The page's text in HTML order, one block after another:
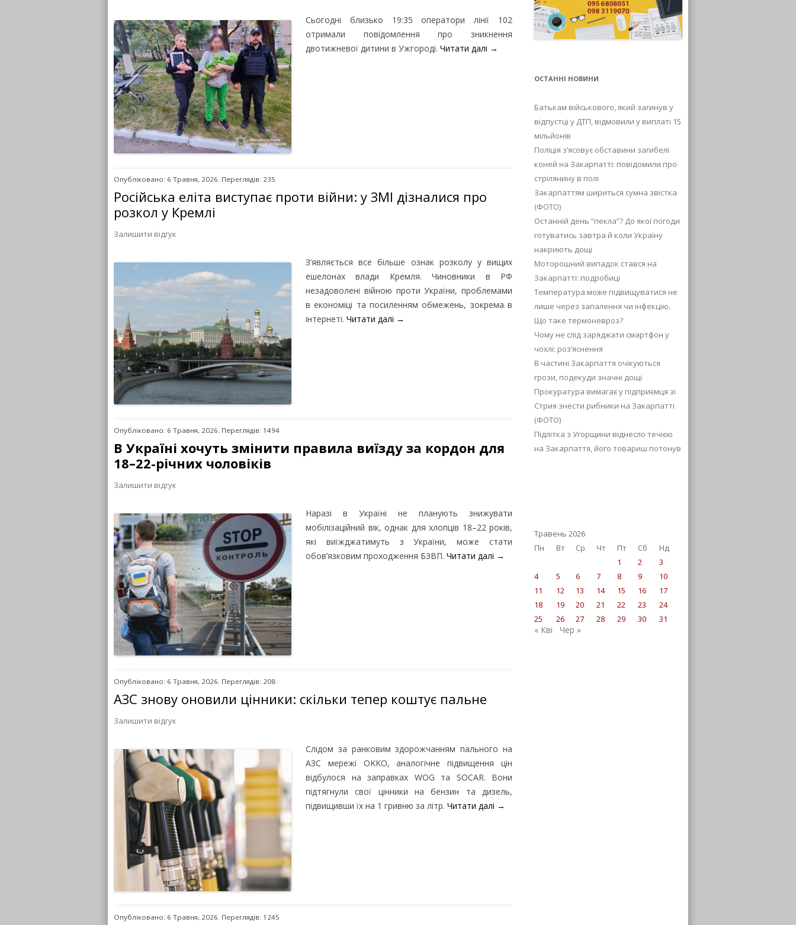
Сьогодні близько 19:35 оператори лінії 102
отримали повідомлення про зникнення
двотижневої дитини в Ужгороді. Читати далі →
Опубліковано: 6 Травня, 2026. Переглядів: 235
Російська еліта виступає проти війни: у ЗМІ дізналися про
розкол у Кремлі
Залишити відгук
З’являється все більше ознак розколу у вищих
ешелонах влади Кремля. Чиновники в РФ
незадоволені війною проти України, проблемами
в економіці та посиленням обмежень, зокрема в
інтернеті. Читати далі →
Опубліковано: 6 Травня, 2026. Переглядів: 1494
В Україні хочуть змінити правила виїзду за кордон для
18–22-річних чоловіків
Залишити відгук
Наразі в Україні не планують знижувати
мобілізаційний вік, однак для хлопців 18–22 років,
які виїжджатимуть з України, може стати
обов’язковим проходження БЗВП. Читати далі →
Опубліковано: 6 Травня, 2026. Переглядів: 208
АЗС знову оновили цінники: скільки тепер коштує пальне
Залишити відгук
Слідом за ранковим здорожчанням пального на
АЗС мережі OKKO, аналогічне підвищення цін
відбулося на заправках WOG та SOCAR. Вони
підтягнули свої цінники на бензин та дизель,
підвищивши їх на 1 гривню за літр. Читати далі →
Опубліковано: 6 Травня, 2026. Переглядів: 1245
ОСТАННІ НОВИНИ
Батькам військового, який загинув у
відпустці у ДТП, відмовили у виплаті 15
мільйонів
Поліція з’ясовує обставини загибелі
коней на Закарпатті: повідомили про
стрілянину в полі
Закарпаттям шириться сумна звістка
(ФОТО)
Останній день “пекла”? До якої погоди
готуватись завтра й коли Україну
накриють дощі
Моторошний випадок стався на
Закарпатті: подробиці
Температура може підвищуватися не
лише через запалення чи інфекцію.
Що таке термоневроз?
Чому не слід заряджати смартфон у
чохлі: роз’яснення
В частині Закарпаття очікуються
грози, подекуди значні дощі
Прокуратура вимагає у підприємця зі
Стрия знести рибники на Закарпатті
(ФОТО)
Підлітка з Угорщини віднесло течією
на Закарпаття, його товариш потонув
Травень 2026
Пн
Вт Ср Чт Пт Сб
Нд
1
2
3
4
5 6 7 8 9
10
11
12 13 14 15 16
17
18
19 20 21 22 23
24
25
26 27 28 29 30 31
« Кві Чер »